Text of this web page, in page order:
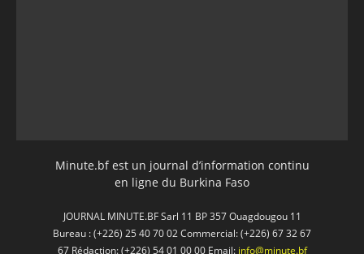
Minute.bf est un journal d’information continu
en ligne du Burkina Faso
JOURNAL MINUTE.BF Sarl 11 BP 357 Ouagdougou 11
Bureau : (+226) 25 40 70 02 Commercial: (+226) 67 32 67
67 Rédaction: (+226) 54 01 00 00 Email: info@minute.bf